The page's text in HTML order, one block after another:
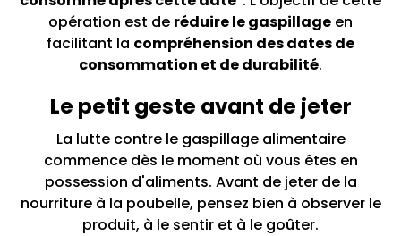
opération est de réduire le gaspillage en
facilitant la compréhension des dates de
consommation et de durabilité.
Le petit geste avant de jeter
La lutte contre le gaspillage alimentaire
commence dès le moment où vous êtes en
possession d'aliments. Avant de jeter de la
nourriture à la poubelle, pensez bien à observer le
produit, à le sentir et à le goûter.